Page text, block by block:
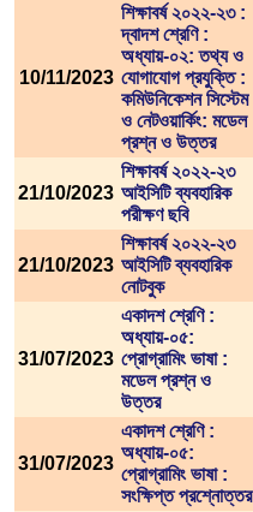
10/11/2023
শিক্ষাবর্ষ ২০২২-২৩ :
দ্বাদশ শ্রেণি :
অধ্যায়-০২: তথ্য ও
যোগাযোগ প্রযুক্তি :
কমিউনিকেশন সিস্টেম
ও নেটওয়ার্কিং: মডেল
প্রশ্ন ও উত্তর
21/10/2023
শিক্ষাবর্ষ ২০২২-২৩
আইসিটি ব্যবহারিক
পরীক্ষণ ছবি
21/10/2023
শিক্ষাবর্ষ ২০২২-২৩
আইসিটি ব্যবহারিক
নোটবুক
31/07/2023
একাদশ শ্রেণি :
অধ্যায়-০৫:
প্রোগ্রামিং ভাষা :
মডেল প্রশ্ন ও
উত্তর
31/07/2023
একাদশ শ্রেণি :
অধ্যায়-০৫:
প্রোগ্রামিং ভাষা :
সংক্ষিপ্ত প্রশ্নোত্তর